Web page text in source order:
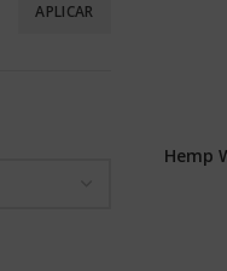
APLICAR
Hemp